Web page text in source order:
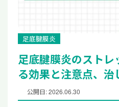
足底腱膜炎
足底腱膜炎のスト
る効果と注意点、
公開日: 2026.06.30